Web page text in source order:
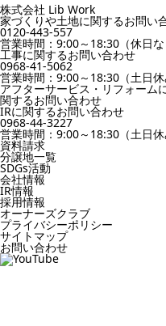
株式会社 Lib Work
家づくりや土地に関するお問い
0120-443-557
営業時間：9:00～18:30（休日な
工事に関するお問い合わせ
0968-41-5062
営業時間：9:00～18:30（土日休
アフターサービス・リフォーム
関するお問い合わせ
IRに関するお問い合わせ
0968-44-3227
営業時間：9:00～18:30（土日休
資料請求
分譲地一覧
SDGs活動
会社情報
IR情報
採用情報
オーナーズクラブ
プライバシーポリシー
サイトマップ
お問い合わせ